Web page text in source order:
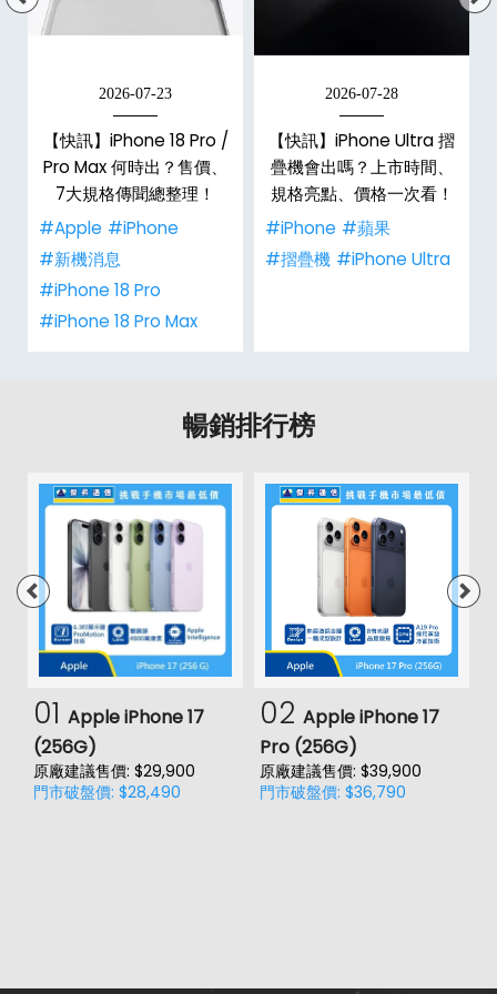
2026-07-23
【快訊】iPhone 18 Pro /
Pro Max 何時出？售價、
7大規格傳聞總整理！
#Apple #iPhone
#新機消息
#iPhone 18 Pro
#iPhone 18 Pro Max
2026-07-28
【快訊】iPhone Ultra 摺
疊機會出嗎？上市時間、
規格亮點、價格一次看！
#iPhone #蘋果
#摺疊機 #iPhone Ultra
暢銷排行榜
01 Apple iPhone 17
(256G)
原廠建議售價: $29,900
門市破盤價: $28,490
02 Apple iPhone 17
Pro (256G)
原廠建議售價: $39,900
門市破盤價: $36,790